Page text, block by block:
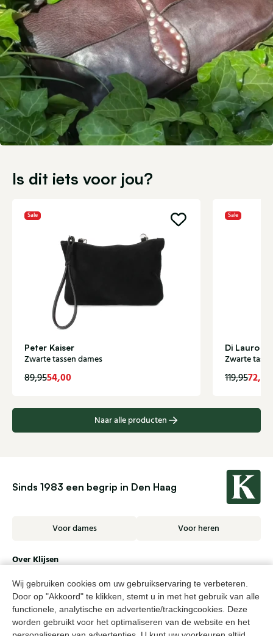
Wij gebruiken cookies om uw gebruikservaring te verbeteren.
Door op "Akkoord" te klikken, stemt u in met het gebruik van alle
functionele, analytische en advertentie/trackingcookies. Deze
worden gebruikt voor het optimaliseren van de website en het
Is dit iets voor jou?
Sale
Peter Kaiser
Zwarte tassen dames
89,9554,00
Sale
Di Lauro
Zwarte
119,9572,00
Naar alle producten
Sinds 1983 een begrip in Den Haag
Voor dames Voor heren
Over Klijsen
Over ons
Vacatures
Klantenservice
Maten
Ruilen & retourneren
Inloggen / Account
Dameswinkel Klijsen